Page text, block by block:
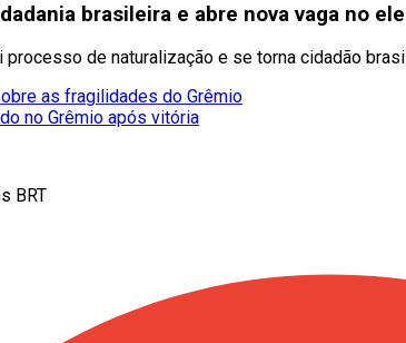
brasileira e abre nova vaga no
processo de naturalização e se torna cidadão
as fragilidades do Grêmio
no Grêmio após vitória
BRT